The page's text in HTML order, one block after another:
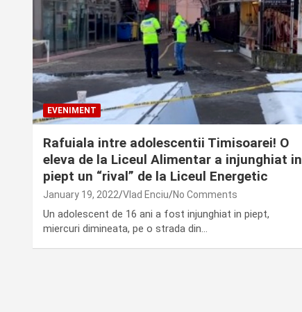
EVENIMENT
Rafuiala intre adolescentii Timisoarei! O
eleva de la Liceul Alimentar a injunghiat in
piept un “rival” de la Liceul Energetic
January 19, 2022 Vlad Enciu No Comments
Un adolescent de 16 ani a fost injunghiat in piept,
miercuri dimineata, pe o strada din…